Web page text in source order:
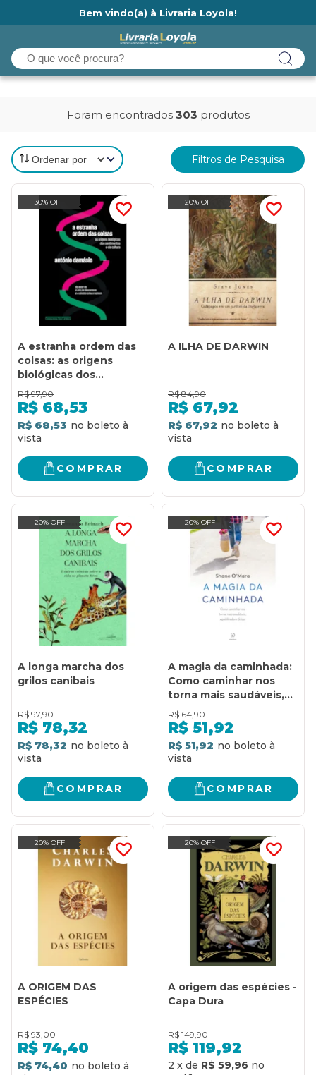
Bem vindo(a) à Livraria Loyola!
Foram encontrados 303 produtos
Filtros de Pesquisa
30% OFF
A estranha ordem das
coisas: as origens
biológicas dos
sentimentos e da
cultura
R$ 97,90
R$ 68,53
R$ 68,53
COMPRAR
20% OFF
A ILHA DE DARWIN
R$ 84,90
R$ 67,92
R$ 67,92
COMPRAR
20% OFF
A longa marcha dos
grilos canibais
R$ 97,90
R$ 78,32
R$ 78,32
COMPRAR
20% OFF
A magia da caminhada:
Como caminhar nos
torna mais saudáveis,
equilibrados e felizes
R$ 64,90
R$ 51,92
R$ 51,92
COMPRAR
20% OFF
A ORIGEM DAS
ESPÉCIES
R$ 93,00
R$ 74,40
R$ 74,40
20% OFF
A origem das espécies -
Capa Dura
R$ 149,90
R$ 119,92
2 x de R$ 59,96